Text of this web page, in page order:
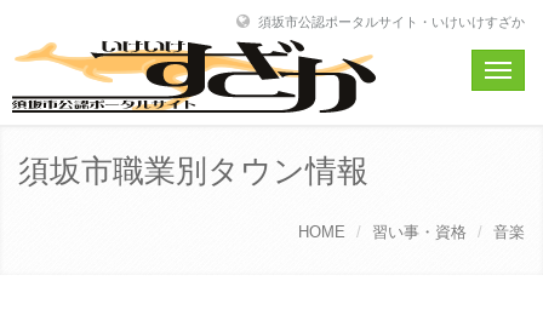
須坂市公認ポータルサイト・いけいけすざか
Toggle
須坂市職業別タウン情報
HOME 習い事・資格 音楽